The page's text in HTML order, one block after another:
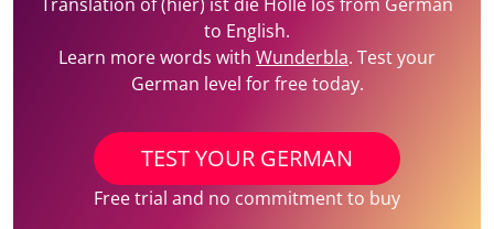
to English.
Learn more words with Wunderbla. Test your
German level for free today.
TEST YOUR GERMAN
Free trial and no commitment to buy